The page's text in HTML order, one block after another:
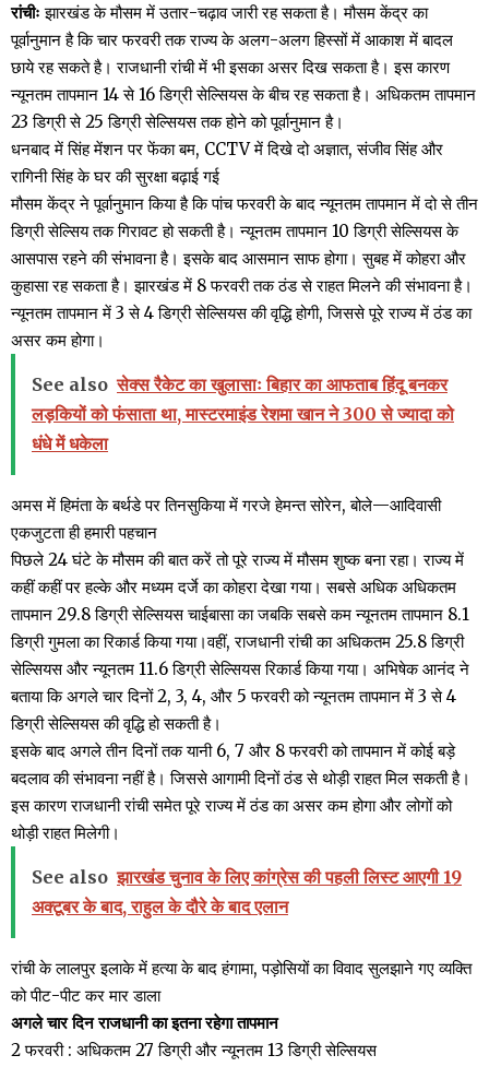
रांचीः झारखंड के मौसम में उतार-चढ़ाव जारी रह सकता है। मौसम केंद्र का
पूर्वानुमान है कि चार फरवरी तक राज्य के अलग-अलग हिस्सों में आकाश में बादल
छाये रह सकते है। राजधानी रांची में भी इसका असर दिख सकता है। इस कारण
न्यूनतम तापमान 14 से 16 डिग्री सेल्सियस के बीच रह सकता है। अधिकतम तापमान
23 डिग्री से 25 डिग्री सेल्सियस तक होने को पूर्वानुमान है।
धनबाद में सिंह मेंशन पर फेंका बम, CCTV में दिखे दो अज्ञात, संजीव सिंह और
रागिनी सिंह के घर की सुरक्षा बढ़ाई गई
मौसम केंद्र ने पूर्वानुमान किया है कि पांच फरवरी के बाद न्यूनतम तापमान में दो से तीन
डिग्री सेल्सिय तक गिरावट हो सकती है। न्यूनतम तापमान 10 डिग्री सेल्सियस के
आसपास रहने की संभावना है। इसके बाद आसमान साफ होगा। सुबह में कोहरा और
कुहासा रह सकता है। झारखंड में 8 फरवरी तक ठंड से राहत मिलने की संभावना है।
न्यूनतम तापमान में 3 से 4 डिग्री सेल्सियस की वृद्धि होगी, जिससे पूरे राज्य में ठंड का
असर कम होगा।
See also सेक्स रैकेट का खुलासाः बिहार का आफताब हिंदू बनकर
लड़कियों को फंसाता था, मास्टरमाइंड रेशमा खान ने 300 से ज्यादा को
धंधे में धकेला
अमस में हिमंता के बर्थडे पर तिनसुकिया में गरजे हेमन्त सोरेन, बोले—आदिवासी
एकजुटता ही हमारी पहचान
पिछले 24 घंटे के मौसम की बात करें तो पूरे राज्य में मौसम शुष्क बना रहा। राज्य में
कहीं कहीं पर हल्के और मध्यम दर्जे का कोहरा देखा गया। सबसे अधिक अधिकतम
तापमान 29.8 डिग्री सेल्सियस चाईबासा का जबकि सबसे कम न्यूनतम तापमान 8.1
डिग्री गुमला का रिकार्ड किया गया।वहीं, राजधानी रांची का अधिकतम 25.8 डिग्री
सेल्सियस और न्यूनतम 11.6 डिग्री सेल्सियस रिकार्ड किया गया। अभिषेक आनंद ने
बताया कि अगले चार दिनों 2, 3, 4, और 5 फरवरी को न्यूनतम तापमान में 3 से 4
डिग्री सेल्सियस की वृद्धि हो सकती है।
इसके बाद अगले तीन दिनों तक यानी 6, 7 और 8 फरवरी को तापमान में कोई बड़े
बदलाव की संभावना नहीं है। जिससे आगामी दिनों ठंड से थोड़ी राहत मिल सकती है।
इस कारण राजधानी रांची समेत पूरे राज्य में ठंड का असर कम होगा और लोगों को
थोड़ी राहत मिलेगी।
See also झारखंड चुनाव के लिए कांग्रेस की पहली लिस्ट आएगी 19
अक्टूबर के बाद, राहुल के दौरे के बाद एलान
रांची के लालपुर इलाके में हत्या के बाद हंगामा, पड़ोसियों का विवाद सुलझाने गए व्यक्ति
को पीट-पीट कर मार डाला
अगले चार दिन राजधानी का इतना रहेगा तापमान
2 फरवरी : अधिकतम 27 डिग्री और न्यूनतम 13 डिग्री सेल्सियस